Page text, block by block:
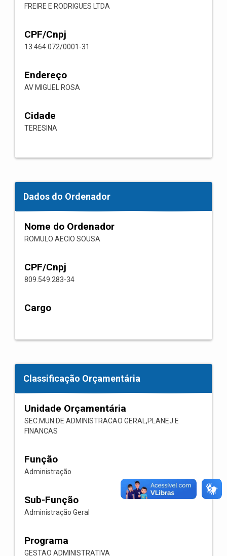
FREIRE E RODRIGUES LTDA
CPF/Cnpj
13.464.072/0001-31
Endereço
AV MIGUEL ROSA
Cidade
TERESINA
Dados do Ordenador
Nome do Ordenador
ROMULO AECIO SOUSA
CPF/Cnpj
809.549.283-34
Cargo
Classificação Orçamentária
Unidade Orçamentária
SEC.MUN.DE ADMINISTRACAO GERAL,PLANEJ.E
FINANCAS
Função
Administração
Sub-Função
Administração Geral
Programa
GESTAO ADMINISTRATIVA